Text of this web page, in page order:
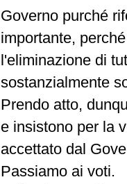
Governo purché
importante,
l'eliminazione di
sostanzialmente
Prendo atto,
e insistono per la
accettato dal
Passiamo ai voti.